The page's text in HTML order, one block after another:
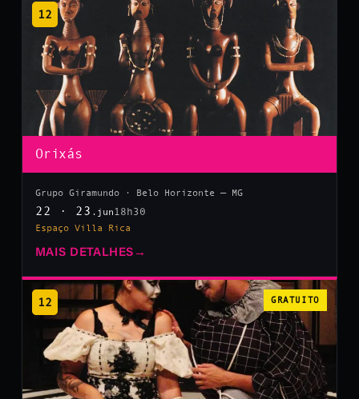
12
Orixás
Grupo Giramundo · Belo Horizonte — MG
22 · 23 .jun 18h30
Espaço Villa Rica
MAIS DETALHES →
12 GRATUITO